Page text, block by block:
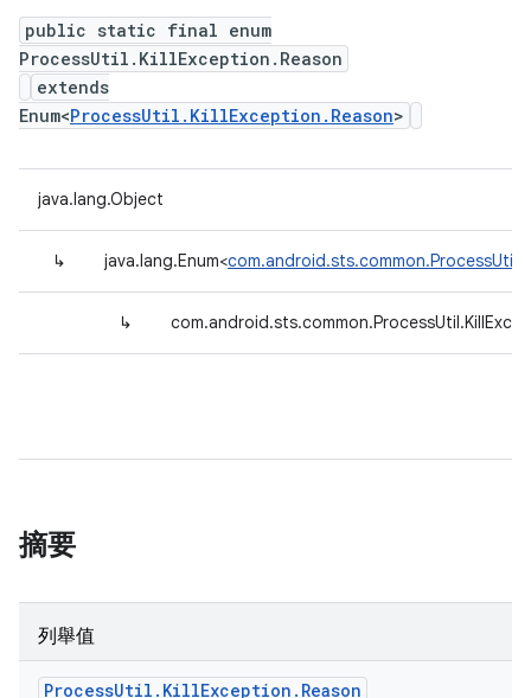
public static final enum
ProcessUtil.KillException.Reason
extends
Enum<ProcessUtil.KillException.Reason>
java.lang.Object
↳ java.lang.Enum<
↳
摘要
列舉值
ProcessUtil . KillException . Reason